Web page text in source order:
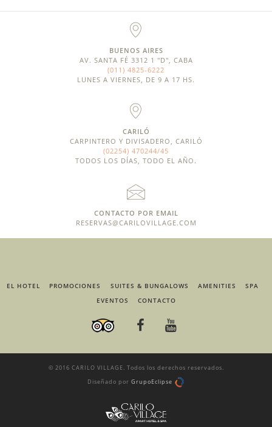
BUENOS AIRES
AV. SANTA FÉ 3312 1 "D", CABA
(011) 4825-6222
LUNES A VIERNES, DE 9 A 17 HS.
CARILÓ
CARPINTERO Y DIVISADERO, CARILÓ
(02254) 470244/45
TODOS LOS DÍAS, TODO EL AÑO.
CONTACTO POR EMAIL
RESERVAS@CARILOVILLAGE.COM
EL HOTEL PROMOCIONES SUITES & BUNGALOWS AMENITIES
SPA
EVENTOS
CONTACTO
© 2016 CARILO VILLAGE. Todos los derechos reservados.
Diseñado por GrupoEclipse